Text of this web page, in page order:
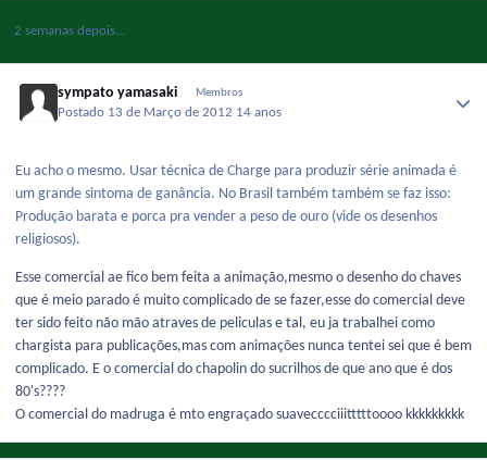
2 semanas depois...
sympato yamasaki Membros
Postado 13 de Março de 2012 14 anos
Eu acho o mesmo. Usar técnica de Charge para produzir série animada é
um grande sintoma de ganância. No Brasil também também se faz isso:
Produção barata e porca pra vender a peso de ouro (vide os desenhos
religiosos).
Esse comercial ae fico bem feita a animação,mesmo o desenho do chaves
que é meio parado é muito complicado de se fazer,esse do comercial deve
ter sido feito não mão atraves de peliculas e tal, eu ja trabalhei como
chargista para publicações,mas com animações nunca tentei sei que é bem
complicado. E o comercial do chapolin do sucrilhos de que ano que é dos
80's????
O comercial do madruga é mto engraçado suavecccciiitttttoooo kkkkkkkkk